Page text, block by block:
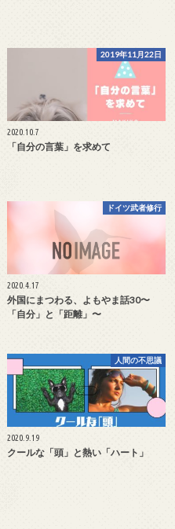
2019年11月22日
2020.10.7
「自分の言葉」を求めて
ドイツ武者修行
2020.4.17
外国にまつわる、よもやま話30〜
「自分」と「距離」〜
人間の不思議
2020.9.19
クールな「頭」と熱い「ハート」